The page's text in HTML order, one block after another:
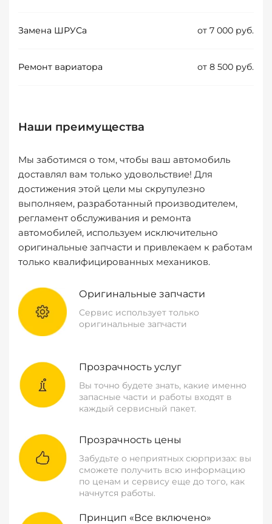
Замена ШРУСа от 7 000 руб.
Ремонт вариатора от 8 500 руб.
Наши преимущества
Мы заботимся о том, чтобы ваш автомобиль
доставлял вам только удовольствие! Для
достижения этой цели мы скрупулезно
выполняем, разработанный производителем,
регламент обслуживания и ремонта
автомобилей, используем исключительно
оригинальные запчасти и привлекаем к работам
только квалифицированных механиков.
Оригинальные запчасти
Сервис использует только
оригинальные запчасти
Прозрачность услуг
Вы точно будете знать, какие именно
запасные части и работы входят в
каждый сервисный пакет.
Прозрачность цены
Забудьте о неприятных сюрпризах: вы
сможете получить всю информацию
по ценам и сервису еще до того, как
начнутся работы.
Принцип «Все включено»